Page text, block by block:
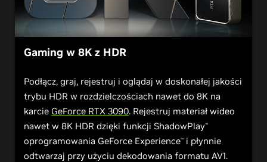
Gaming w 8K z HDR
Podłącz, graj, rejestruj i oglądaj w doskonałej jakości
trybu HDR w rozdzielczościach nawet do 8K na
karcie GeForce RTX 3090. Rejestruj materiał wideo
nawet w 8K HDR dzięki funkcji ShadowPlay™
oprogramowania GeForce Experience™
i płynnie
odtwarzaj przy użyciu dekodowania formatu AV1.